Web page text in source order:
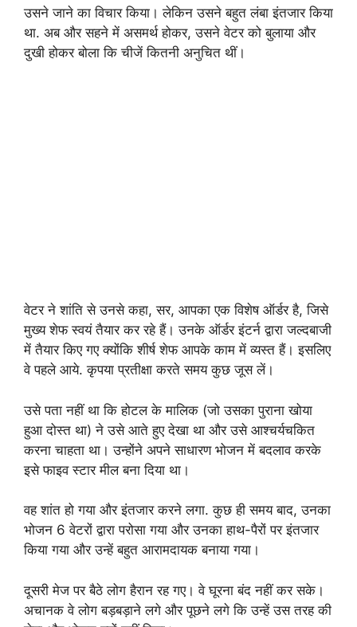
उसने जाने का विचार किया। लेकिन उसने बहुत लंबा इंतजार किया
था. अब और सहने में असमर्थ होकर, उसने वेटर को बुलाया और
दुखी होकर बोला कि चीजें कितनी अनुचित थीं।
वेटर ने शांति से उनसे कहा, सर, आपका एक विशेष ऑर्डर है, जिसे
मुख्य शेफ स्वयं तैयार कर रहे हैं। उनके ऑर्डर इंटर्न द्वारा जल्दबाजी
में तैयार किए गए क्योंकि शीर्ष शेफ आपके काम में व्यस्त हैं। इसलिए
वे पहले आये. कृपया प्रतीक्षा करते समय कुछ जूस लें।
उसे पता नहीं था कि होटल के मालिक (जो उसका पुराना खोया
हुआ दोस्त था) ने उसे आते हुए देखा था और उसे आश्चर्यचकित
करना चाहता था। उन्होंने अपने साधारण भोजन में बदलाव करके
इसे फाइव स्टार मील बना दिया था।
वह शांत हो गया और इंतजार करने लगा. कुछ ही समय बाद, उनका
भोजन 6 वेटरों द्वारा परोसा गया और उनका हाथ-पैरों पर इंतजार
किया गया और उन्हें बहुत आरामदायक बनाया गया।
दूसरी मेज पर बैठे लोग हैरान रह गए। वे घूरना बंद नहीं कर सके।
अचानक वे लोग बड़बड़ाने लगे और पूछने लगे कि उन्हें उस तरह की